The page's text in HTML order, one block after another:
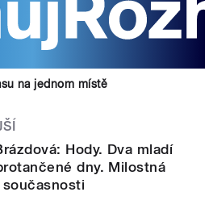
na jednom místě
Hody. Dva mladí
dny. Milostná